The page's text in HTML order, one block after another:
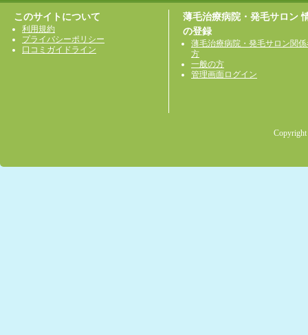
このサイトについて
利用規約
プライバシーポリシー
口コミガイドライン
薄毛治療病院・発毛サロン
の登録
薄毛治療病院・発毛サロン関
方
一般の方
管理画面ログイン
Copyright